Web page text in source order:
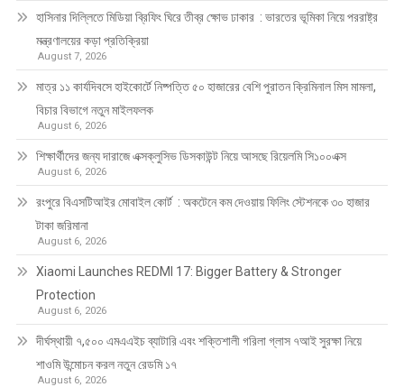
হাসিনার দিল্লিতে মিডিয়া ব্রিফিং ঘিরে তীব্র ক্ষোভ ঢাকার : ভারতের ভূমিকা নিয়ে পররাষ্ট্র
মন্ত্রণালয়ের কড়া প্রতিক্রিয়া
August 7, 2026
মাত্র ১১ কার্যদিবসে হাইকোর্টে নিষ্পত্তি ৫০ হাজারের বেশি পুরাতন ক্রিমিনাল মিস মামলা,
বিচার বিভাগে নতুন মাইলফলক
August 6, 2026
শিক্ষার্থীদের জন্য দারাজে এক্সক্লুসিভ ডিসকাউন্ট নিয়ে আসছে রিয়েলমি সি১০০এক্স
August 6, 2026
রংপুরে বিএসটিআইর মোবাইল কোর্ট : অকটেনে কম দেওয়ায় ফিলিং স্টেশনকে ৩০ হাজার
টাকা জরিমানা
August 6, 2026
Xiaomi Launches REDMI 17: Bigger Battery & Stronger
Protection
August 6, 2026
দীর্ঘস্থায়ী ৭,৫০০ এমএএইচ ব্যাটারি এবং শক্তিশালী গরিলা গ্লাস ৭আই সুরক্ষা নিয়ে
শাওমি উন্মোচন করল নতুন রেডমি ১৭
August 6, 2026